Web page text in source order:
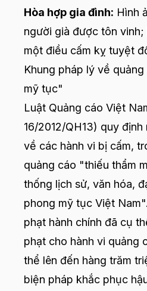
Hòa hợp gia đình: Hình
người già được tôn
một điều cấm kỵ tuyệt
Khung pháp lý về
mỹ tục"
Luật Quảng cáo Việt
16/2012/QH13) quy
về các hành vi bị cấm,
quảng cáo "thiếu thẩm
thống lịch sử, văn hóa,
phong mỹ tục Việt
phạt hành chính đã cụ
phạt cho hành vi quảng
thể lên đến hàng trăm
biện pháp khắc phục